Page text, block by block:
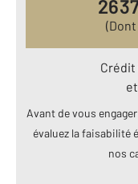
(Dont
Avant de vous
évaluez la faisabilité
nos